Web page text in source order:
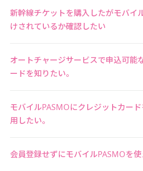
新幹線チケットを購入したがモバイ
けされているか確認したい
オートチャージサービスで申込可能
ードを知りたい。
モバイルPASMOにクレジットカー
用したい。
会員登録せずにモバイルPASMOを使